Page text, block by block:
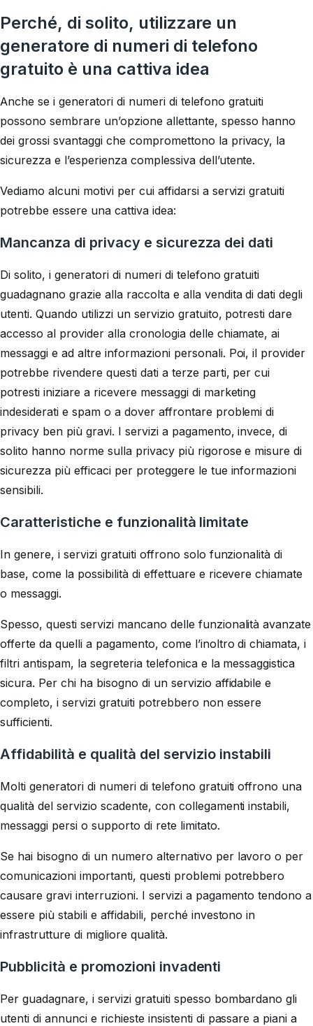
Perché, di solito, utilizzare un
generatore di numeri di telefono
gratuito è una cattiva idea
Anche se i generatori di numeri di telefono gratuiti
possono sembrare un’opzione allettante, spesso hanno
dei grossi svantaggi che compromettono la privacy, la
sicurezza e l’esperienza complessiva dell’utente.
Vediamo alcuni motivi per cui affidarsi a servizi gratuiti
potrebbe essere una cattiva idea:
Mancanza di privacy e sicurezza dei dati
Di solito, i generatori di numeri di telefono gratuiti
guadagnano grazie alla raccolta e alla vendita di dati degli
utenti. Quando utilizzi un servizio gratuito, potresti dare
accesso al provider alla cronologia delle chiamate, ai
messaggi e ad altre informazioni personali. Poi, il provider
potrebbe rivendere questi dati a terze parti, per cui
potresti iniziare a ricevere messaggi di marketing
indesiderati e spam o a dover affrontare problemi di
privacy ben più gravi. I servizi a pagamento, invece, di
solito hanno norme sulla privacy più rigorose e misure di
sicurezza più efficaci per proteggere le tue informazioni
sensibili.
Caratteristiche e funzionalità limitate
In genere, i servizi gratuiti offrono solo funzionalità di
base, come la possibilità di effettuare e ricevere chiamate
o messaggi.
Spesso, questi servizi mancano delle funzionalità avanzate
offerte da quelli a pagamento, come l’inoltro di chiamata, i
filtri antispam, la segreteria telefonica e la messaggistica
sicura. Per chi ha bisogno di un servizio affidabile e
completo, i servizi gratuiti potrebbero non essere
sufficienti.
Affidabilità e qualità del servizio instabili
Molti generatori di numeri di telefono gratuiti offrono una
qualità del servizio scadente, con collegamenti instabili,
messaggi persi o supporto di rete limitato.
Se hai bisogno di un numero alternativo per lavoro o per
comunicazioni importanti, questi problemi potrebbero
causare gravi interruzioni. I servizi a pagamento tendono a
essere più stabili e affidabili, perché investono in
infrastrutture di migliore qualità.
Pubblicità e promozioni invadenti
Per guadagnare, i servizi gratuiti spesso bombardano gli
utenti di annunci e richieste insistenti di passare a piani a